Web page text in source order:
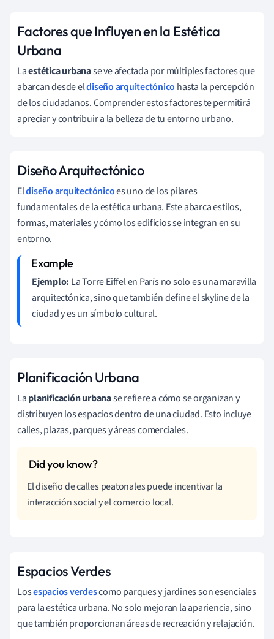
Factores que Influyen en la Estética
Urbana
Laestética urbanase ve afectada por múltiples factores que
abarcan desde eldiseño arquitectónico hasta la percepción
de los ciudadanos. Comprender estos factores te permitirá
apreciar y contribuir a la belleza de tu entorno urbano.
Diseño Arquitectónico
Eldiseño arquitectónicoes uno de los pilares
fundamentales de la estética urbana. Este abarca estilos,
formas, materiales y cómo los edificios se integran en su
entorno.
Ejemplo: La Torre Eiffel en París no solo es una maravilla
arquitectónica, sino que también define el skyline de la
ciudad y es un símbolo cultural.
Planificación Urbana
Laplanificación urbanase refiere a cómo se organizan y
distribuyen los espacios dentro de una ciudad. Esto incluye
calles, plazas, parques y áreas comerciales.
El diseño de calles peatonales puede incentivar la
interacción social y el comercio local.
Espacios Verdes
Losespacios verdescomo parques y jardines son esenciales
para la estética urbana. No solo mejoran la apariencia, sino
que también proporcionan áreas de recreación y relajación.